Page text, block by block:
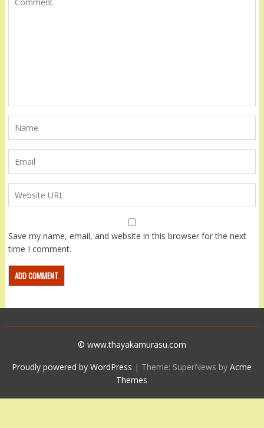
Save my name, email, and website in this browser for the next
time I comment.
© www.thayakamurasu.com
Proudly powered by WordPress | Theme: SuperNews byAcme
Themes